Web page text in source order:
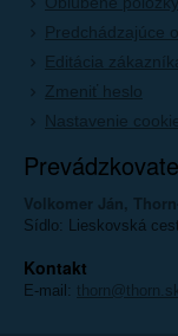
Predchádzajúce
Editácia
Zmeniť heslo
Nastavenie
Volkomer Ján,
Sídlo: Lieskovská
Kontakt
E-mail: